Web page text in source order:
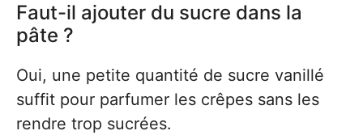
Faut-il ajouter du sucre dans la
pâte ?
Oui, une petite quantité de sucre vanillé
suffit pour parfumer les crêpes sans les
rendre trop sucrées.